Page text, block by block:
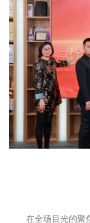
在全场目光的聚